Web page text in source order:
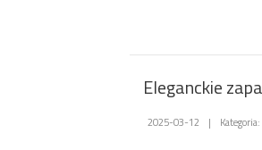
Eleganckie
2025-03-12 |